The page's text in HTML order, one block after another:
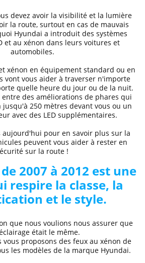
devez avoir la visibilité et la lumière
la route, surtout en cas de mauvais
Hyundai a introduit des systèmes
et au xénon dans leurs voitures et
automobiles.
xénon en équipement standard ou en
vont vous aider à traverser n'importe
quelle heure du jour ou de la nuit.
entre des améliorations de phares qui
250 mètres devant vous ou un
avec des LED supplémentaires.
aujourd'hui pour en savoir plus sur la
peuvent vous aider à rester en
sur la route !
2007 à 2012 est une
respire la classe, la
et le style.
que nous voulions nous assurer que
était le même.
proposons des feux au xénon de
les modèles de la marque Hyundai.